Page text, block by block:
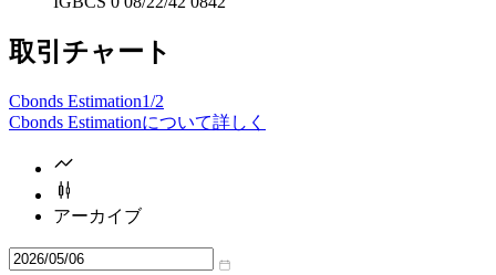
取引チャート
Cbonds Estimation1/2
Cbonds Estimationについて詳しく
アーカイブ